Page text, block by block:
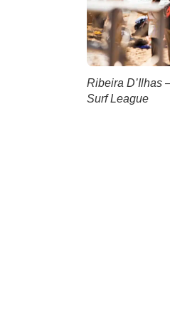
Ribeira D’Ilhas
Surf League